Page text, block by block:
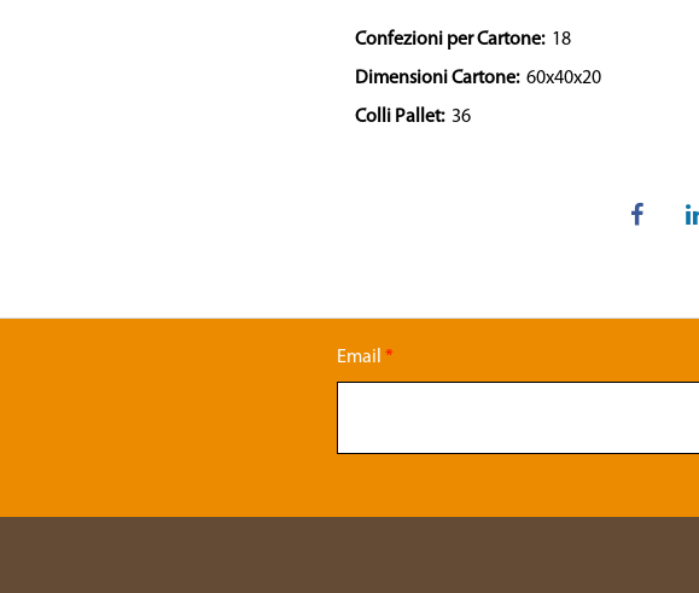
Confezioni per Cartone: 18
Dimensioni Cartone: 60x40x20
Colli Pallet: 36
Email *